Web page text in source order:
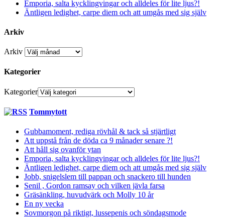
Emporia, salta kycklingvingar och alldeles för lite ljus?!
Äntligen ledighet, carpe diem och att umgås med sig själv
Arkiv
Arkiv
Kategorier
Kategorier
Tommytott
Gubbamoment, rediga rövhål & tack så stjärtligt
Att uppstå från de döda ca 9 månader senare ?!
Att håll sig ovanför ytan
Emporia, salta kycklingvingar och alldeles för lite ljus?!
Äntligen ledighet, carpe diem och att umgås med sig själv
Jobb, snigelslem till pappan och snackero till hunden
Senil , Gordon ramsay och vilken jävla farsa
Gräsänkling, huvudvärk och Molly 10 år
En ny vecka
Sovmorgon på riktigt, lussepenis och söndagsmode